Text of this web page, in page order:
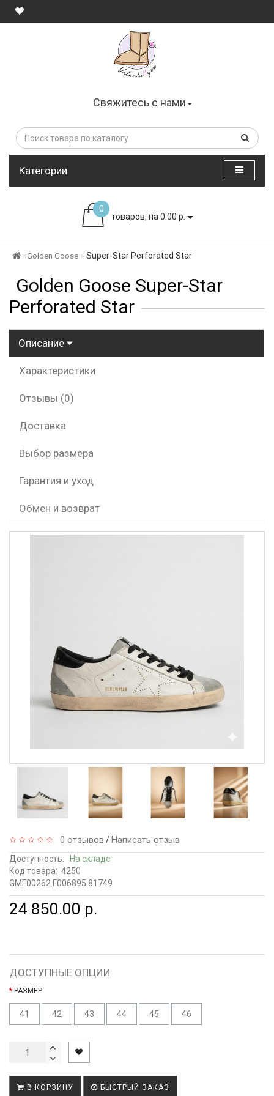
Свяжитесь с нами
Категории
0
товаров, на 0.00 р.
Golden Goose Super-Star Perforated Star
Golden Goose Super-Star
Perforated Star
Описание
Характеристики
Отзывы (0)
Доставка
Выбор размера
Гарантия и уход
Обмен и возврат
0 отзывов /Написать отзыв
Доступность:
На складе
Код товара: 4250
GMF00262.F006895.81749
24 850.00 р.
ДОСТУПНЫЕ ОПЦИИ
РАЗМЕР
41 42 43 44 45 46
В КОРЗИНУ БЫСТРЫЙ ЗАКАЗ